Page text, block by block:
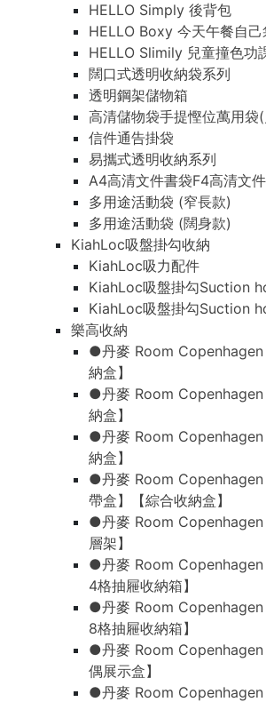
HELLO Simply 後背包
HELLO Boxy 今天午餐自己
HELLO Slimily 兒童撞色功
闊口式透明收納袋系列
透明鋼架儲物箱
高清儲物袋手提慳位萬用袋
信件通告掛袋
易攜式透明收納系列
A4高清文件書袋F4高清文
多用途活動袋 (窄長款)
多用途活動袋 (闊身款)
KiahLoc吸盤掛勾收納
KiahLoc吸力配件
KiahLoc吸盤掛勾Suction
KiahLoc吸盤掛勾Suction
樂高收納
●丹麥 Room Copenhagen
納盒】
●丹麥 Room Copenhagen
納盒】
●丹麥 Room Copenhagen
納盒】
●丹麥 Room Copenhagen
帶盒】【綜合收納盒】
●丹麥 Room Copenhagen
層架】
●丹麥 Room Copenhagen
4格抽屜收納箱】
●丹麥 Room Copenhagen
8格抽屜收納箱】
●丹麥 Room Copenhagen
偶展示盒】
●丹麥 Room Copenhagen